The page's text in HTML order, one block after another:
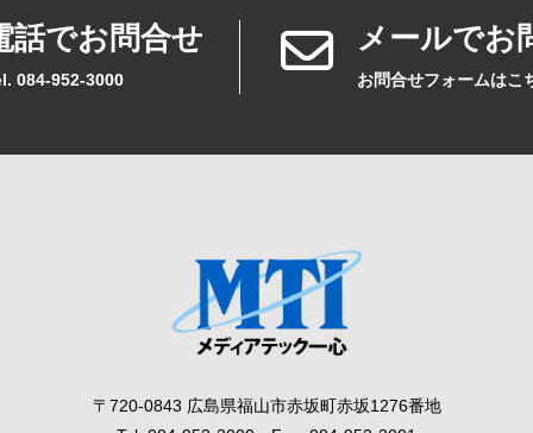
話でお問合せ
084-952-3000
メールでお
お問合せフォームはこ
〒720-0843 広島県福山市赤坂町赤坂1276番地